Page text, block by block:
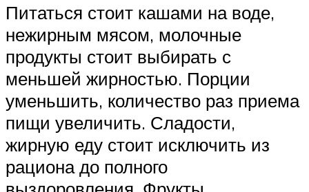
Питаться стоит кашами на воде,
нежирным мясом, молочные
продукты стоит выбирать с
меньшей жирностью. Порции
уменьшить, количество раз приема
пищи увеличить. Сладости,
жирную еду стоит исключить из
рациона до полного